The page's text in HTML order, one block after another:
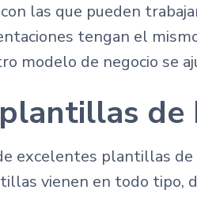
las que pueden
tengan el
modelo de negocio se
excelentes plantillas
vienen en todo tipo,